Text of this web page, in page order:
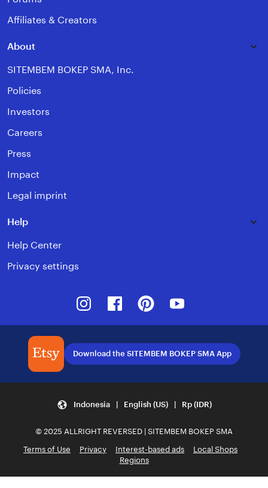
Affiliates & Creators
About
SITEMBEM BOKEP SMA, Inc.
Policies
Investors
Careers
Press
Impact
Legal imprint
Help
Help Center
Privacy settings
InstagramFacebookPinterest
Download the SITEMBEM BOKEP SMA App
Indonesia | English (US) | Rp (IDR)
© 2025 ALLRIGHT REVERSED | SITEMBEM BOKEP SMA
Terms of Use
Privacy Interest-based ads
Local Shops
Regions